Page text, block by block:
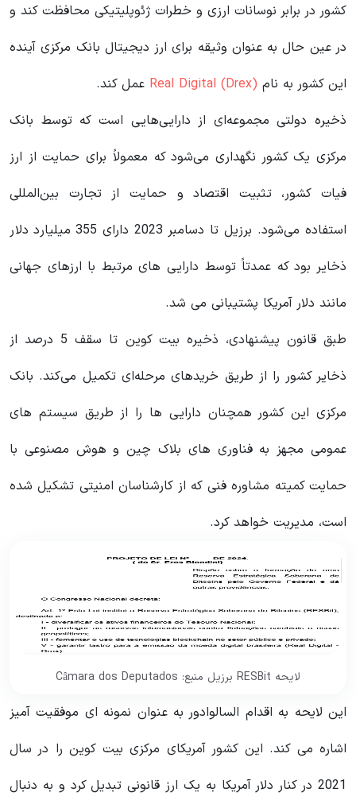
کشور در برابر نوسانات ارزی و خطرات ژئوپلیتیکی محافظت کند و
در عین حال به عنوان وثیقه برای ارز دیجیتال بانک مرکزی آینده
این کشور به نام Real Digital (Drex) عمل کند.
ذخیره دولتی مجموعه‌ای از دارایی‌هایی است که توسط بانک
مرکزی یک کشور نگهداری می‌شود که معمولاً برای حمایت از ارز
فیات کشور، تثبیت اقتصاد و حمایت از تجارت بین‌المللی
استفاده می‌شود. برزیل تا دسامبر 2023 دارای 355 میلیارد دلار
ذخایر بود که عمدتاً توسط دارایی های مرتبط با ارزهای جهانی
مانند دلار آمریکا پشتیبانی می شد.
طبق قانون پیشنهادی، ذخیره بیت کوین تا سقف 5 درصد از
ذخایر کشور را از طریق خریدهای مرحله‌ای تکمیل می‌کند. بانک
مرکزی این کشور همچنان دارایی ها را از طریق سیستم های
عمومی مجهز به فناوری های بلاک چین و هوش مصنوعی با
حمایت کمیته مشاوره فنی که از کارشناسان امنیتی تشکیل شده
است، مدیریت خواهد کرد.
لایحه RESBit برزیل منبع: Câmara dos Deputados
این لایحه به اقدام السالوادور به عنوان نمونه ای موفقیت آمیز
اشاره می کند. این کشور آمریکای مرکزی بیت کوین را در سال
2021 در کنار دلار آمریکا به یک ارز قانونی تبدیل کرد و به دنبال